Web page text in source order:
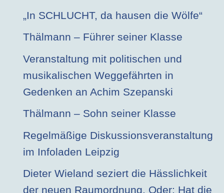
„In SCHLUCHT, da hausen die Wölfe“
Thälmann – Führer seiner Klasse
Veranstaltung mit politischen und
musikalischen Weggefährten in
Gedenken an Achim Szepanski
Thälmann – Sohn seiner Klasse
Regelmäßige Diskussionsveranstaltung
im Infoladen Leipzig
Dieter Wieland seziert die Hässlichkeit
der neuen Raumordnung. Oder: Hat die